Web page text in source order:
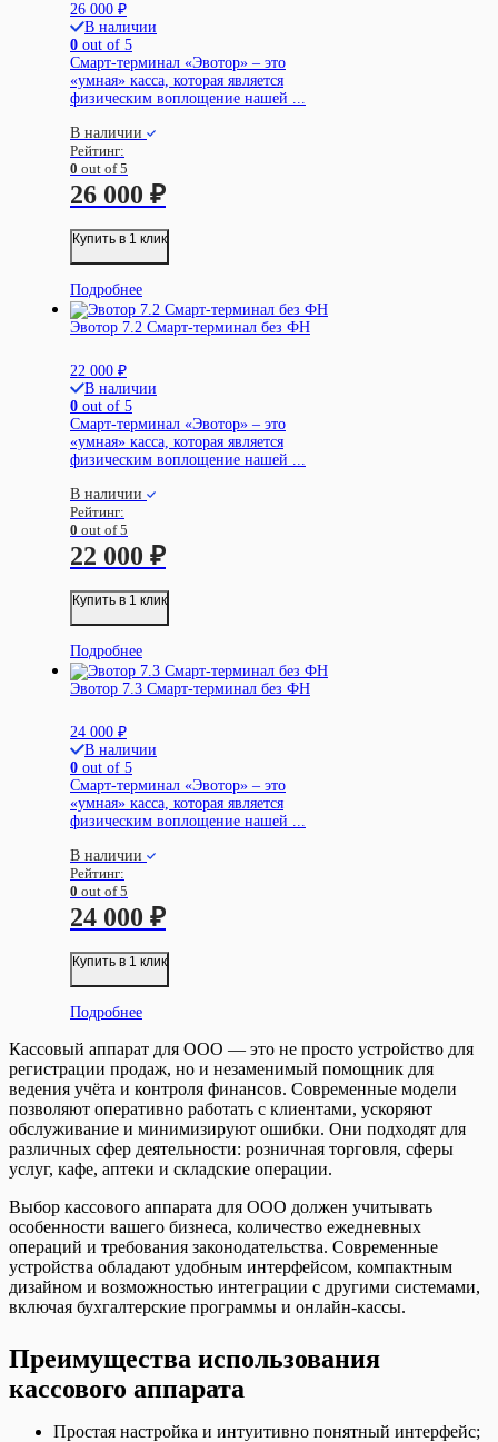
26 000 ₽
В наличии
0 out of 5
Смарт-терминал «Эвотор» – это
«умная» касса, которая является
физическим воплощение нашей ...
В наличии
Рейтинг:
0 out of 5
26 000 ₽
Купить в 1 клик
Подробнее
Эвотор 7.2 Смарт-терминал без ФН
22 000 ₽
В наличии
0 out of 5
Смарт-терминал «Эвотор» – это
«умная» касса, которая является
физическим воплощение нашей ...
В наличии
Рейтинг:
0 out of 5
22 000 ₽
Купить в 1 клик
Подробнее
Эвотор 7.3 Смарт-терминал без ФН
24 000 ₽
В наличии
0 out of 5
Смарт-терминал «Эвотор» – это
«умная» касса, которая является
физическим воплощение нашей ...
В наличии
Рейтинг:
0 out of 5
24 000 ₽
Купить в 1 клик
Подробнее
Кассовый аппарат для ООО — это не просто устройство для
регистрации продаж, но и незаменимый помощник для
ведения учёта и контроля финансов. Современные модели
позволяют оперативно работать с клиентами, ускоряют
обслуживание и минимизируют ошибки. Они подходят для
различных сфер деятельности: розничная торговля, сферы
услуг, кафе, аптеки и складские операции.
Выбор кассового аппарата для ООО должен учитывать
особенности вашего бизнеса, количество ежедневных
операций и требования законодательства. Современные
устройства обладают удобным интерфейсом, компактным
дизайном и возможностью интеграции с другими системами,
включая бухгалтерские программы и онлайн-кассы.
Преимущества использования
кассового аппарата
Простая настройка и интуитивно понятный интерфейс;